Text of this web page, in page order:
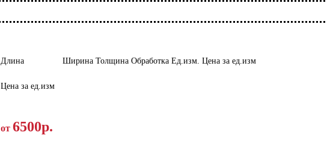
Длина Ширина Толщина Обработка Ед.изм. Цена за ед.изм
Цена за ед.изм
от 6500р.